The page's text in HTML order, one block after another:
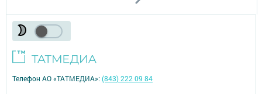
Телефон АО «ТАТМЕДИА»:(843) 222 09 84